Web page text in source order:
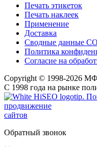
Печать этикеток
Печать наклеек
Применение
Доставка
Сводные данные
Политика
Согласие на
Copyright © 1998-2026
С 1998 года на рынке
продвижение
сайтов
Обратный звонок